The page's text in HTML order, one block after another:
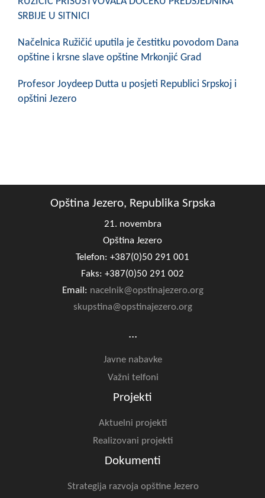
SRBIJE U SITNICI
Načelnica Ružičić uputila je čestitku povodom Dana
opštine i krsne slave opštine Mrkonjić Grad
Profesor Joydeep Dutta u posjeti Republici Srpskoj i
opštini Jezero
Opština Jezero, Republika Srpska
21. novembra
Opština Jezero
Telefon: +387(0)50 291 001
Faks: +387(0)50 291 002
Email: nacelnik@opstinajezero.org
skupstina@opstinajezero.org
...
Javne nabavke
Važni telfoni
Projekti
Aktuelni projekti
Realizovani projekti
Dokumenti
Strategija razvoja opštine Jezero